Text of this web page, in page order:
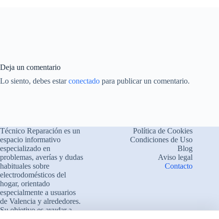
Deja un comentario
Lo siento, debes estarconectado para publicar un comentario.
Técnico Reparación es un
espacio informativo
especializado en
problemas, averías y dudas
habituales sobre
electrodomésticos del
hogar, orientado
especialmente a usuarios
de Valencia y alrededores.
Su objetivo es ayudar a
Política de Cookies
Condiciones de Uso
Blog
Aviso legal
Contacto